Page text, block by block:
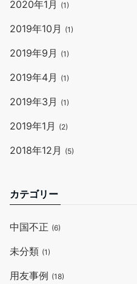
2020年1月 (1)
2019年10月 (1)
2019年9月 (1)
2019年4月 (1)
2019年3月 (1)
2019年1月 (2)
2018年12月 (5)
カテゴリー
中国不正 (6)
未分類 (1)
用友事例 (18)